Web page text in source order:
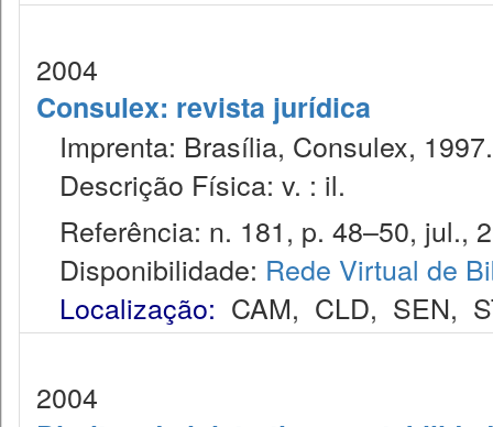
2004
Consulex: revista jurídica
Imprenta: Brasília, Consulex, 1997.
Descrição Física: v. : il.
Referência: n. 181, p. 48–50, jul.,
Disponibilidade: Rede Virtual de
Localização: CAM, CLD, SEN,
2004